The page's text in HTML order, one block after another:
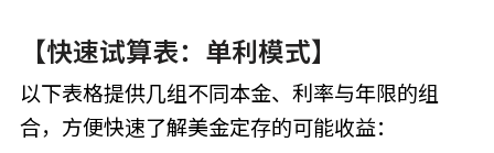
【快速试算表：单利模式】
以下表格提供几组不同本金、利率与年限的组
合，方便快速了解美金定存的可能收益：